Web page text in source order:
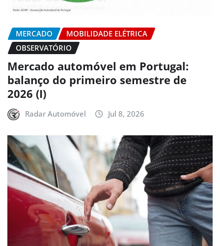
MERCADO
MOBILIDADE ELÉTRICA
OBSERVATÓRIO
Mercado automóvel em Portugal:
balanço do primeiro semestre de
2026 (I)
Radar Automóvel Jul 8, 2026